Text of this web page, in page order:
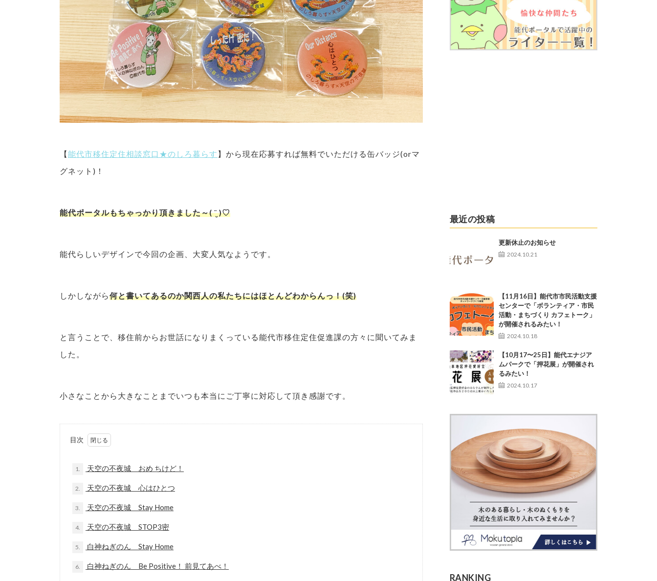
【能代市移住定住相談窓口★のしろ暮らす 】から現在応募すれば無料でいただける缶バッジ(orマ
グネット)！
能代ポータルもちゃっかり頂きました～( ¨̮ )♡
能代らしいデザインで今回の企画、大変人気なようです。
しかしながら何と書いてあるのか関西人の私たちにはほとんどわからんっ！(笑)
と言うことで、移住前からお世話になりまくっている能代市移住定住促進課の方々に聞いてみま
した。
小さなことから大きなことまでいつも本当にご丁寧に対応して頂き感謝です。
目次
1. 天空の不夜城 おめ ちけど！
2. 天空の不夜城 心はひとつ
3. 天空の不夜城 Stay Home
4. 天空の不夜城 STOP3密
5. 白神ねぎのん Stay Home
6. 白神ねぎのん Be Positive！ 前見てあべ！
最近の投稿
更新休止のお知らせ
2024.10.21
【11月16日】能代市市民活動支援
センターで「ボランティア・市民
活動・まちづくり カフェトーク」
が開催されるみたい！
2024.10.18
【10月17〜25日】能代エナジア
ムパークで「押花展」が開催され
るみたい！
2024.10.17
RANKING